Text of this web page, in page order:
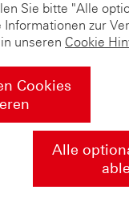
Sie bitte "Alle
zur
unseren Cookie
Cookies
Alle